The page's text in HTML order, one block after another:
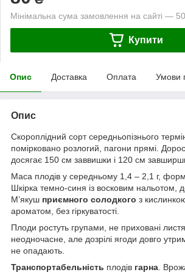
Мінімальна сума замовлення на сайті —
Купити
Опис Доставка Оплата Умови
Опис
Скороплідний сорт середньопізнього
помірковано розлогий, пагони прямі.
досягає 150 см заввишки і 120 см
Маса плодів у середньому 1,4 – 2,1 г,
Шкірка темно-синя із восковим нальотом,
М’якуш приємного солодкого з
ароматом, без гіркуватості.
Плоди ростуть групами, не приховані
неодночасне, але дозрілі ягоди довго
не опадають.
Транспортабельність плодів гарна .